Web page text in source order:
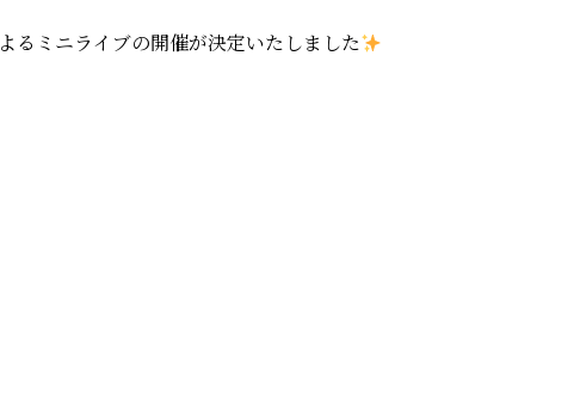
るミニライブの開催が決定いたしました